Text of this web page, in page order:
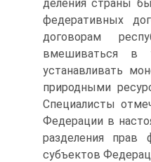
деления страны
федеративных
договорам
вмешиваться в
устанавливать
природными
Специалисты
Федерации в
разделения прав
субъектов